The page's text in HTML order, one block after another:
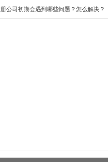
公司初期会遇到哪些问题？怎么解决？